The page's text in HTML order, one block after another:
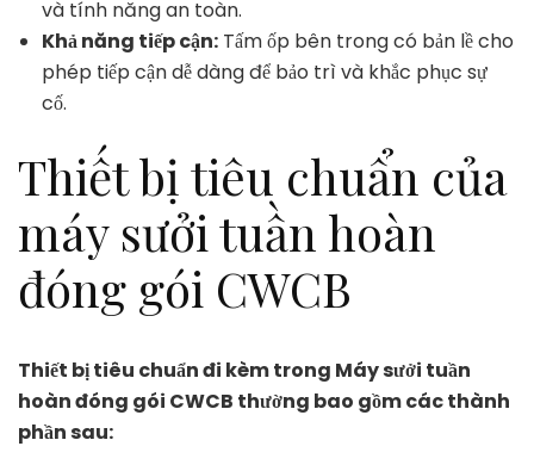
và tính năng an toàn.
Khả năng tiếp cận: Tấm ốp bên trong có bản lề cho
phép tiếp cận dễ dàng để bảo trì và khắc phục sự
cố.
Thiết bị tiêu chuẩn của
máy sưởi tuần hoàn
đóng gói CWCB
Thiết bị tiêu chuẩn đi kèm trong Máy sưởi tuần
hoàn đóng gói CWCB thường bao gồm các thành
phần sau: